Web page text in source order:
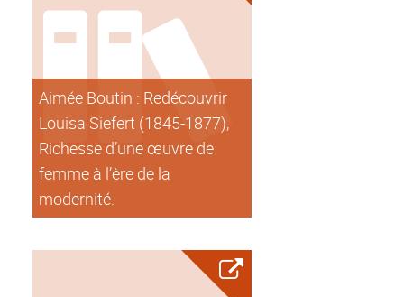
Aimée Boutin : Redécouvrir
Louisa Siefert (1845-1877),
Richesse d’une œuvre de
femme à l’ère de la
modernité.